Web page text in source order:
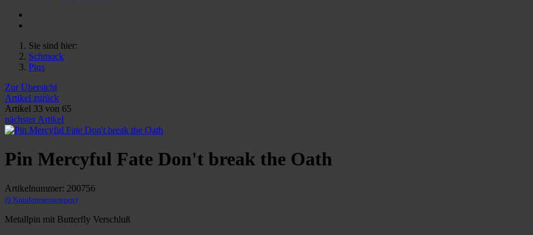
Sie sind hier:
Schmuck
Pins
Zur Übersicht
Artikel zurück
Artikel 33 von 65
nächster Artikel
Pin Mercyful Fate Don't break the Oath
Artikelnummer: 200756
(0 Kundenmeinungen)
Metallpin mit Butterfly Verschluß